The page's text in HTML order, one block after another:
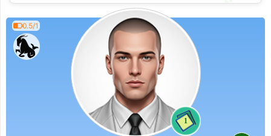
💕
0.5/1
1